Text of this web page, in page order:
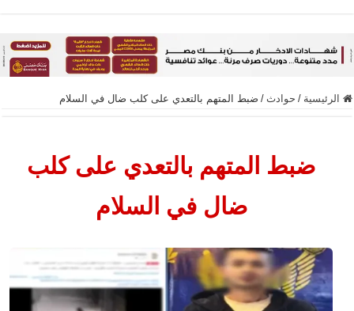
الرئيسية / حوادث / ضبط المتهم بالتعدي على كلب ضال في السلام
ضبط المتهم بالتعدي على كلب
ضال في السلام